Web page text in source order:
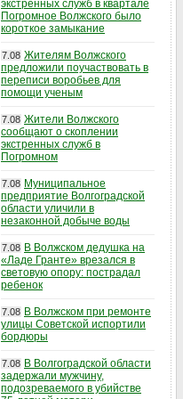
экстренных служб в квартале
Погромное Волжского было
короткое замыкание
7.08 Жителям Волжского
предложили поучаствовать в
переписи воробьев для
помощи ученым
7.08 Жители Волжского
сообщают о скоплении
экстренных служб в
Погромном
7.08 Муниципальное
предприятие Волгоградской
области уличили в
незаконной добыче воды
7.08 В Волжском дедушка на
«Ладе Гранте» врезался в
световую опору: пострадал
ребенок
7.08 В Волжском при ремонте
улицы Советской испортили
бордюры
7.08 В Волгоградской области
задержали мужчину,
подозреваемого в убийстве